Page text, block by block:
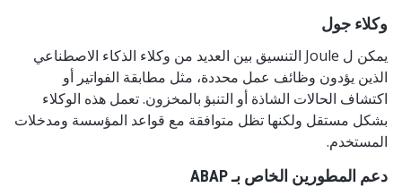
وكلاء جول
يمكن ل Joule التنسيق بين العديد من وكلاء الذكاء الاصطناعي
الذين يؤدون وظائف عمل محددة، مثل مطابقة الفواتير أو
اكتشاف الحالات الشاذة أو التنبؤ بالمخزون. تعمل هذه الوكلاء
بشكل مستقل ولكنها تظل متوافقة مع قواعد المؤسسة ومدخلات
المستخدم.
دعم المطورين الخاص بـ ABAP